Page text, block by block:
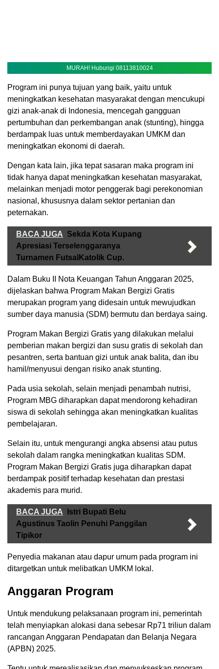
MURAH! Hubungi 08113810024
Program ini punya tujuan yang baik, yaitu untuk
meningkatkan kesehatan masyarakat dengan mencukupi
gizi anak-anak di Indonesia, mencegah gangguan
pertumbuhan dan perkembangan anak (stunting), hingga
berdampak luas untuk memberdayakan UMKM dan
meningkatkan ekonomi di daerah.
Dengan kata lain, jika tepat sasaran maka program ini
tidak hanya dapat meningkatkan kesehatan masyarakat,
melainkan menjadi motor penggerak bagi perekonomian
nasional, khususnya dalam sektor pertanian dan
peternakan.
BACA JUGA Sekda Kota Kupang
Apresiasi Terselenggaranya
Turnamen FutsalKatolik Cup.
Dalam Buku II Nota Keuangan Tahun Anggaran 2025,
dijelaskan bahwa Program Makan Bergizi Gratis
merupakan program yang didesain untuk mewujudkan
sumber daya manusia (SDM) bermutu dan berdaya saing.
Program Makan Bergizi Gratis yang dilakukan melalui
pemberian makan bergizi dan susu gratis di sekolah dan
pesantren, serta bantuan gizi untuk anak balita, dan ibu
hamil/menyusui dengan risiko anak stunting.
Pada usia sekolah, selain menjadi penambah nutrisi,
Program MBG diharapkan dapat mendorong kehadiran
siswa di sekolah sehingga akan meningkatkan kualitas
pembelajaran.
Selain itu, untuk mengurangi angka absensi atau putus
sekolah dalam rangka meningkatkan kualitas SDM.
Program Makan Bergizi Gratis juga diharapkan dapat
berdampak positif terhadap kesehatan dan prestasi
akademis para murid.
BACA JUGA
Istri Bupati Belu
Agustinus Taolin Penuhi Panggilan
Tipikor
Penyedia makanan atau dapur umum pada program ini
ditargetkan untuk melibatkan UMKM lokal.
Anggaran Program
Untuk mendukung pelaksanaan program ini, pemerintah
telah menyiapkan alokasi dana sebesar Rp71 triliun dalam
rancangan Anggaran Pendapatan dan Belanja Negara
(APBN) 2025.